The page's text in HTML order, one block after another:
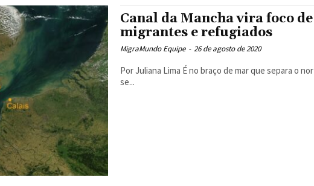
Canal da Mancha vira foco
migrantes e refugiados
MigraMundo Equipe - 26 de agosto de 2020
Por Juliana Lima É no braço de mar que separa o norte da França e o Reino Unido, o Canal da Mancha, que tem
se...